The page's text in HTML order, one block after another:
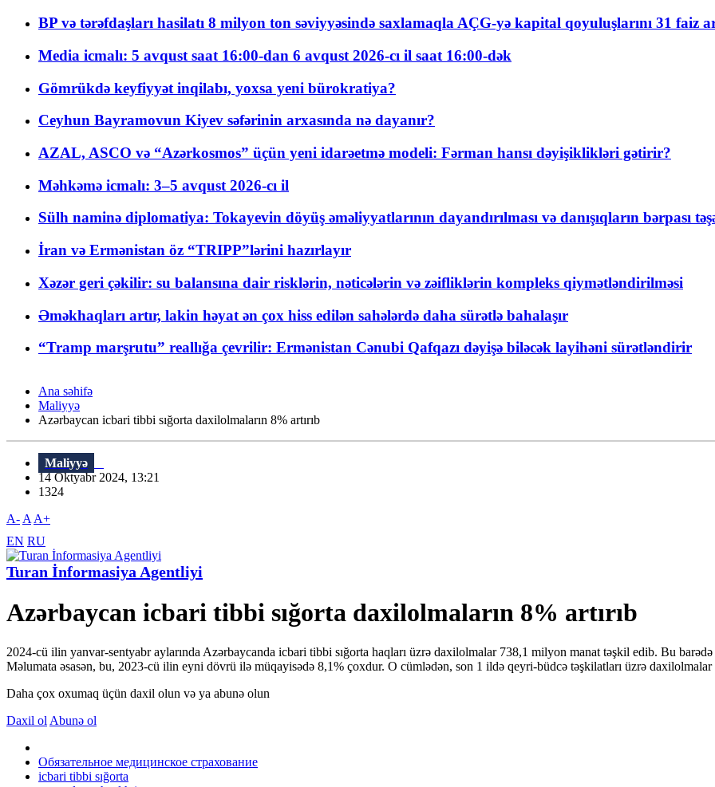
BP və tərəfdaşları hasilatı 8 milyon ton səviyyəsində saxlamaqla AÇG-yə kapital qoyuluşlarını 31 faiz
Media icmalı: 5 avqust saat 16:00-dan 6 avqust 2026-cı il saat 16:00-dək
Gömrükdə keyfiyyət inqilabı, yoxsa yeni bürokratiya?
Ceyhun Bayramovun Kiyev səfərinin arxasında nə dayanır?
AZAL, ASCO və “Azərkosmos” üçün yeni idarəetmə modeli: Fərman hansı dəyişiklikləri gətirir?
Məhkəmə icmalı: 3–5 avqust 2026-cı il
Sülh naminə diplomatiya: Tokayevin döyüş əməliyyatlarının dayandırılması və danışıqların bərpası
İran və Ermənistan öz “TRIPP”lərini hazırlayır
Xəzər geri çəkilir: su balansına dair risklərin, nəticələrin və zəifliklərin kompleks qiymətləndirilməsi
Əməkhaqları artır, lakin həyat ən çox hiss edilən sahələrdə daha sürətlə bahalaşır
“Tramp marşrutu” reallığa çevrilir: Ermənistan Cənubi Qafqazı dəyişə biləcək layihəni sürətləndirir
Ana səhifə
Maliyyə
Azərbaycan icbari tibbi sığorta daxilolmaların 8% artırıb
Maliyyə
14 Oktyabr 2024, 13:21
1324
A- A A+
EN RU
Turan İnformasiya Agentliyi
Azərbaycan icbari tibbi sığorta daxilolmaların 8% artırıb
2024-cü ilin yanvar-sentyabr aylarında Azərbaycanda icbari tibbi sığorta haqları üzrə daxilolmalar 738,1 milyon manat təşkil edib. Bu
Məlumata əsasən, bu, 2023-cü ilin eyni dövrü ilə müqayisədə 8,1% çoxdur. O cümlədən, son 1 ildə qeyri-büdcə təşkilatları üzrə
Daha çox oxumaq üçün daxil olun və ya abunə olun
Daxil ol Abunə ol
Обязательное медицинское страхование
icbari tibbi sığorta